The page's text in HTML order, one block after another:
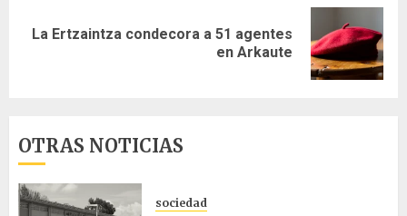
Siguiente
La Ertzaintza condecora a 51 agentes
en Arkaute
OTRAS NOTICIAS
sociedad